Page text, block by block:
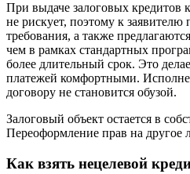
При выдаче залоговых кредитов
не рискует, поэтому к
требования, а также
чем в рамках стандартных
более длительный срок. Это
платежей комфортными.
договору не становится обузой.
Залоговый объект остается в
Переоформление прав на другое
Как взять нецелевой